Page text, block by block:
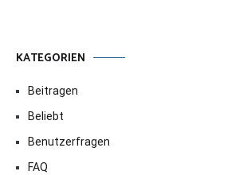
KATEGORIEN
Beitragen
Beliebt
Benutzerfragen
FAQ